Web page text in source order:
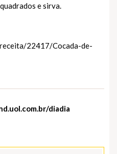
e sirva.
22417/Cocada-de-
diadia